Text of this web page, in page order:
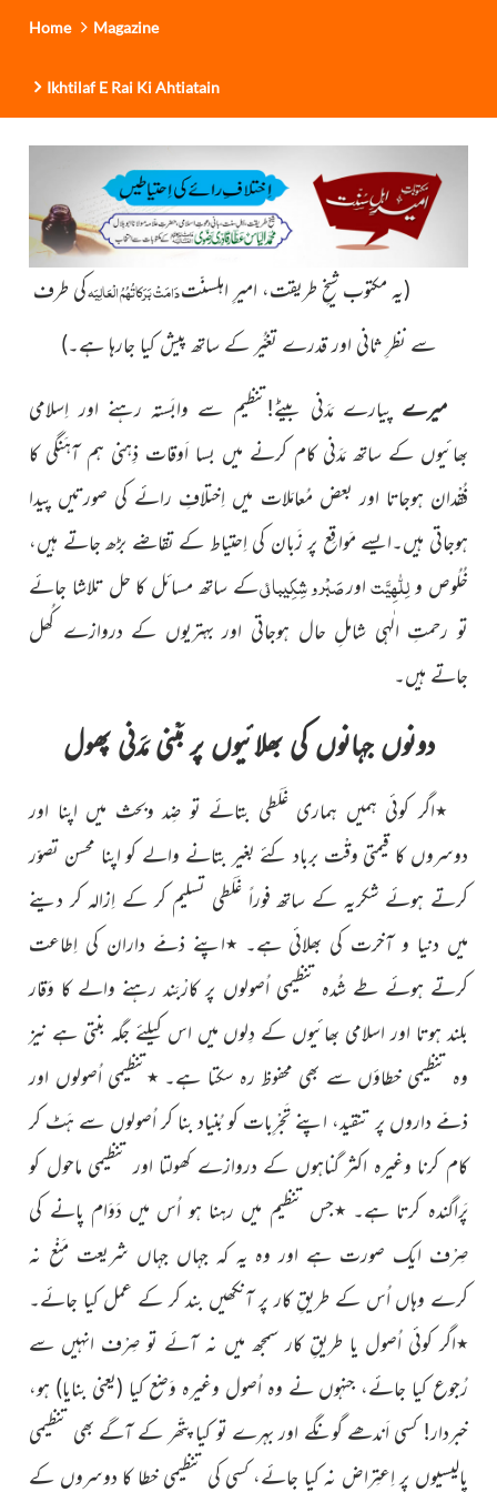
Home Magazine
Ikhtilaf E Rai Ki Ahtiatain
(یہ مکتوب شیخِ طریقت، امیرِ اہلسنّتدَامَتْ بَرَکاتُہُمُ الْعَالِیَہکی طرف
سے نظرِ ثانی اور قدرے تغیُّر کے ساتھ پیش کیا جارہا ہے۔)
میرے پیارے مَدَنی بیٹے!تنظیم سے وابَستہ رہنے اور اِسلامی
بھائیوں کے ساتھ مَدَنی کام کرنے میں بسا اَوقات ذِہنی ہم آہَنگی کا
فُقْدان ہوجاتا اور بعض مُعامَلات میں اِختلافِ رائے کی صورتیں پیدا
ہوجاتی ہیں۔ایسے مَواقِع پر زَبان کی اِحتیاط کے تقاضے بڑھجاتے ہیں،
خُلُوص ولِلّٰھِیَّتاورصَبْر و شِکِیبائیکے ساتھ مسائل کا حل تلاشا جائے
تو رحمتِ الٰہی شاملِ حال ہوجاتی اور بہتریوں کے دروازے کُھل
جاتے ہیں۔
دونوں جہانوں کی بھلائیوں پر مَبْنی مَدَنی پھول
٭اگر کوئی ہمیں ہماری غَلَطی بتائے تو ضِد وبحث میں اپنا اور
دوسروں کا قیمتی وقْت برباد کئے بغیر بتانے والے کو اپنا محسن تصوّر
کرتے ہوئے شکریہ کے ساتھ فوراً غَلَطی تسلیم کر کے اِزالہ کر دینے
میں دنیا و آخرت کی بھلائی ہے۔ ٭اپنے ذمّے داران کی اِطاعت
کرتے ہوئے طے شُدہ تنظیمی اُصولوں پر کارْبَند رہنے والے کا وَقار
بلند ہوتا اور اسلامی بھائیوں کے دِلوں میں اس کیلئے جگہ بنتی ہے نیز
وہ تنظیمی خطاؤں سے بھی محفوظ رہ سکتا ہے۔ ٭تنظیمی اُصولوں اور
ذمّے داروں پر تنقید، اپنے تَجْرِبات کو بُنیاد بنا کر اُصولوں سے ہَٹ کر
کام کرنا وغیرہ اکثر گناہوں کے دروازے کھولتا اور تنظیمی ماحول کو
پَراگندہ کرتا ہے۔ ٭جس تنظیم میں رہنا ہو اُس میں دَوَام پانے کی
صِرْف ایک صورت ہے اور وہ یہ کہ جہاں جہاں شریعت مَنْع نہ
کرے وہاں اُس کے طریقِ کار پر آنکھیں بند کر کے عمل کیا جائے۔
٭اگر کوئی اُصول یا طریقِ کار سمجھ میں نہ آئے تو صِرْف انہیں سے
رُجوع کیا جائے، جنہوں نے وہ اُصول وغیرہ وَضع کیا (یعنی بنایا) ہو،
خبردار! کسی اَندھے گونگے اور بہرے تو کیا پتّھر کے آگے بھی تنظیمی
پالیسیوں پر اِعتِراض نہ کیا جائے، کسی کی تنظیمی خطا کا دوسروں کے